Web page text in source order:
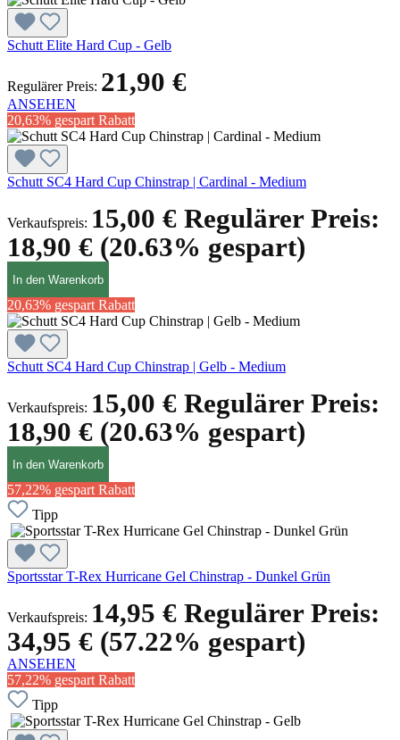
Schutt Elite Hard Cup - Gelb
Regulärer Preis: 21,90 €
ANSEHEN
20,63% gespart Rabatt
Schutt SC4 Hard Cup Chinstrap | Cardinal - Medium
Verkaufspreis: 15,00 € Regulärer Preis:
18,90 € (20.63% gespart)
In den Warenkorb
20,63% gespart Rabatt
Schutt SC4 Hard Cup Chinstrap | Gelb - Medium
Verkaufspreis: 15,00 € Regulärer Preis:
18,90 € (20.63% gespart)
In den Warenkorb
57,22% gespart Rabatt
Tipp
Sportsstar T-Rex Hurricane Gel Chinstrap - Dunkel Grün
Verkaufspreis: 14,95 € Regulärer Preis:
34,95 € (57.22% gespart)
ANSEHEN
57,22% gespart Rabatt
Tipp